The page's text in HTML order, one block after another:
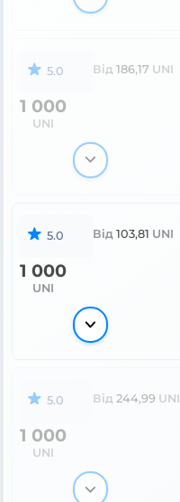
5.0 Від 186,17 UNI
1 000
UNI
5.0 Від 103,81 UNI
1 000
UNI
5.0 Від 244,99 UNI
1 000
UNI